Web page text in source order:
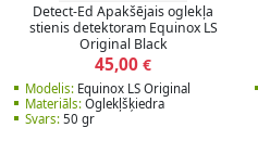
Detect-Ed Apakšējais oglekļa
stienis detektoram Equinox LS
Original Black
45,00 €
Modelis:Equinox LS Original
Materiāls:Oglekļšķiedra
Svars:50 gr